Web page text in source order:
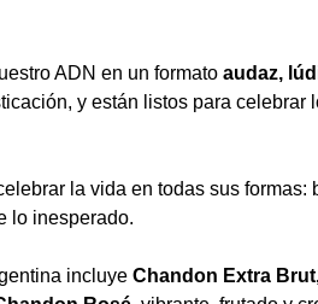
ADN en un formato audaz,
y están listos para celebrar
la vida en todas sus
lo inesperado.
incluye Chandon Extra